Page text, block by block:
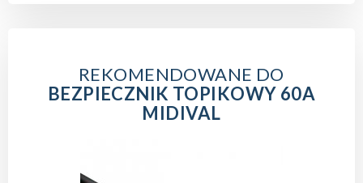
REKOMENDOWANE DO
BEZPIECZNIK TOPIKOWY 60A
MIDIVAL